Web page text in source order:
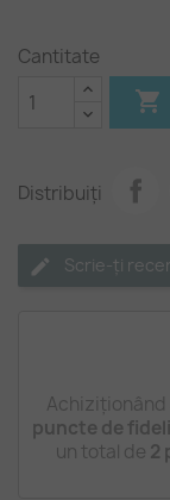
Cantitate

Distribuiți
Scrie-ți
puncte de
un total de 2